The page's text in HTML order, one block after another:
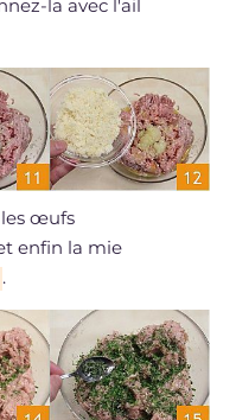
la avec l'ail
les œufs
enfin la mie
.